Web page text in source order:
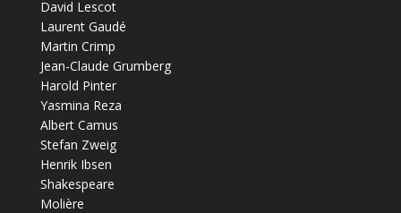
David Lescot
Laurent Gaudé
Martin Crimp
Jean-Claude Grumberg
Harold Pinter
Yasmina Reza
Albert Camus
Stefan Zweig
Henrik Ibsen
Shakespeare
Molière